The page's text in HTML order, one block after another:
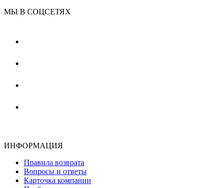
МЫ В СОЦСЕТЯХ
ИНФОРМАЦИЯ
Правила возврата
Вопросы и ответы
Карточка компании